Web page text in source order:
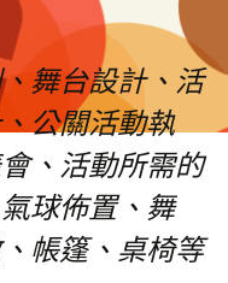
舞台設計、活
公關活動執
、活動所需的
球佈置、舞
帳篷、桌椅等